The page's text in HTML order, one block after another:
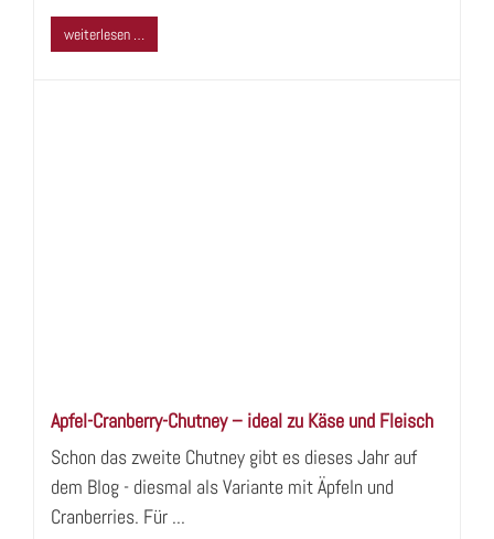
weiterlesen …
Apfel-Cranberry-Chutney – ideal zu Käse und Fleisch
Schon das zweite Chutney gibt es dieses Jahr auf
dem Blog - diesmal als Variante mit Äpfeln und
Cranberries. Für ...